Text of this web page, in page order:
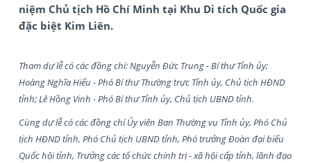
niệm Chủ tịch Hồ Chí Minh tại Khu Di tích Quốc gia
đặc biệt Kim Liên.
Tham dự lễ có các đồng chí: Nguyễn Đức Trung - Bí thư Tỉnh ủy;
Hoàng Nghĩa Hiếu - Phó Bí thư Thường trực Tỉnh ủy, Chủ tịch HĐND
tỉnh; Lê Hồng Vinh - Phó Bí thư Tỉnh ủy, Chủ tịch UBND tỉnh.
Cùng dự lễ có các đồng chí Ủy viên Ban Thường vụ Tỉnh ủy, Phó Chủ
tịch HĐND tỉnh, Phó Chủ tịch UBND tỉnh, Phó trưởng Đoàn đại biểu
Quốc hội tỉnh, Trưởng các tổ chức chính trị - xã hội cấp tỉnh, lãnh đạo